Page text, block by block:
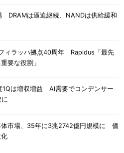
DRAMは逼迫継続、NANDは供給緩和
ィラッハ拠点40周年 Rapidus「最先
要な役割」
1Qは増収増益 AI需要でコンデンサー
に
体市場、35年に3兆2742億円規模に 価